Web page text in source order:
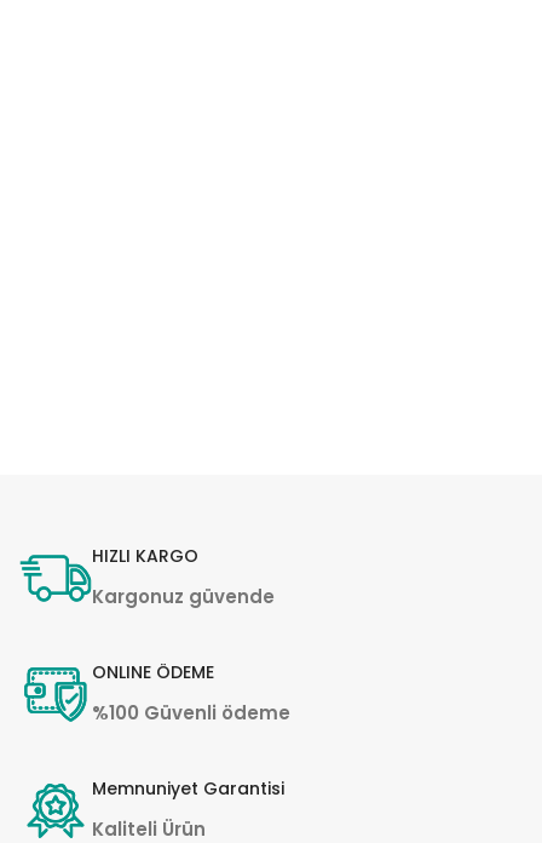
HIZLI KARGO
Kargonuz güvende
ONLINE ÖDEME
%100 Güvenli ödeme
Memnuniyet Garantisi
Kaliteli Ürün